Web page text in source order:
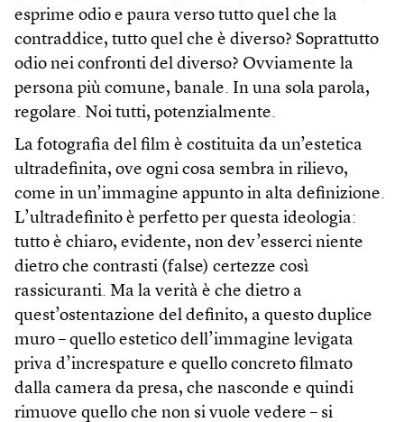
esprime odio e paura verso tutto quel che la
contraddice, tutto quel che è diverso? Soprattutto
odio nei confronti del diverso? Ovviamente la
persona più comune, banale. In una sola parola,
regolare. Noi tutti, potenzialmente.
La fotografia del film è costituita da un’estetica
ultradefinita, ove ogni cosa sembra in rilievo,
come in un’immagine appunto in alta definizione.
L’ultradefinito è perfetto per questa ideologia:
tutto è chiaro, evidente, non dev’esserci niente
dietro che contrasti (false) certezze così
rassicuranti. Ma la verità è che dietro a
quest’ostentazione del definito, a questo duplice
muro – quello estetico dell’immagine levigata
priva d’increspature e quello concreto filmato
dalla camera da presa, che nasconde e quindi
rimuove quello che non si vuole vedere – si